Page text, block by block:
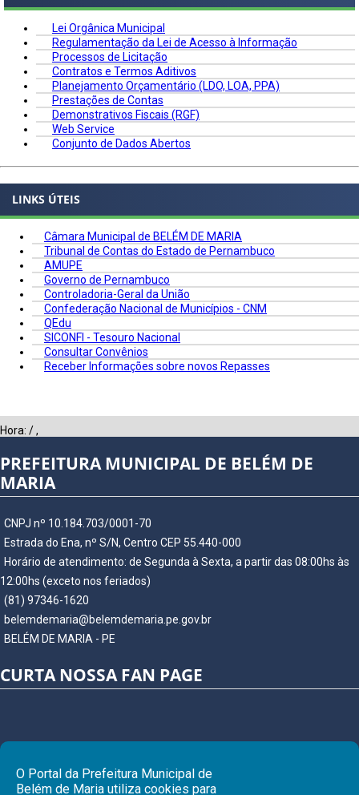
Lei Orgânica Municipal
Regulamentação da Lei de Acesso à Informação
Processos de Licitação
Contratos e Termos Aditivos
Planejamento Orçamentário (LDO, LOA, PPA)
Prestações de Contas
Demonstrativos Fiscais (RGF)
Web Service
Conjunto de Dados Abertos
LINKS ÚTEIS
Câmara Municipal de BELÉM DE MARIA
Tribunal de Contas do Estado de Pernambuco
AMUPE
Governo de Pernambuco
Controladoria-Geral da União
Confederação Nacional de Municípios - CNM
QEdu
SICONFI - Tesouro Nacional
Consultar Convênios
Receber Informações sobre novos Repasses
Hora: /,
PREFEITURA MUNICIPAL DE BELÉM DE
MARIA
CNPJ nº 10.184.703/0001-70
Estrada do Ena, nº S/N, Centro CEP 55.440-000
Horário de atendimento: de Segunda à Sexta, a partir das 08:00hs às
12:00hs (exceto nos feriados)
(81) 97346-1620
belemdemaria@belemdemaria.pe.gov.br
BELÉM DE MARIA - PE
CURTA NOSSA FAN PAGE
O Portal da Prefeitura Municipal de
Belém de Maria utiliza cookies para